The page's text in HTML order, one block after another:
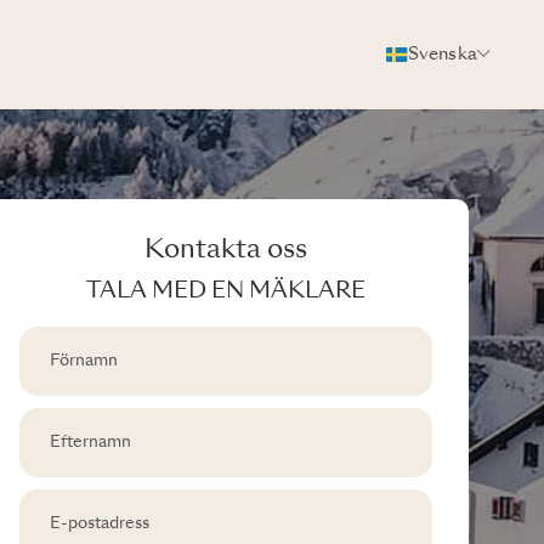
Svenska
Kontakta oss
TALA MED EN MÄKLARE